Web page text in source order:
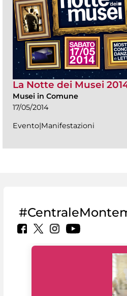
La Notte dei Musei
Musei in Comune
17/05/2014
Evento|Manifestazioni